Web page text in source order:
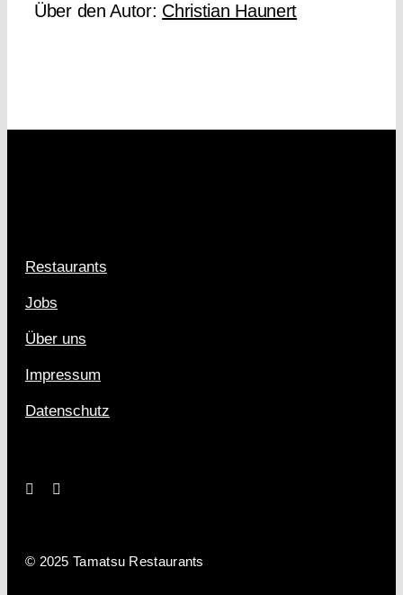
Über den Autor: Christian Haunert
Restaurants
Jobs
Über uns
Impressum
Datenschutz
© 2025 Tamatsu Restaurants